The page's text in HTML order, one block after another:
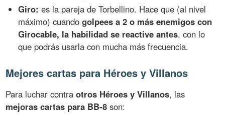
Giro: es la pareja de Torbellino. Hace que (al nivel
máximo) cuandogolpees a 2 o más enemigos con
Girocable, la habilidad se reactive antes, con lo
que podrás usarla con mucha más frecuencia.
Mejores cartas para Héroes y Villanos
Para luchar contraotros Héroes y Villanos, las
mejoras cartas para BB-8 son: